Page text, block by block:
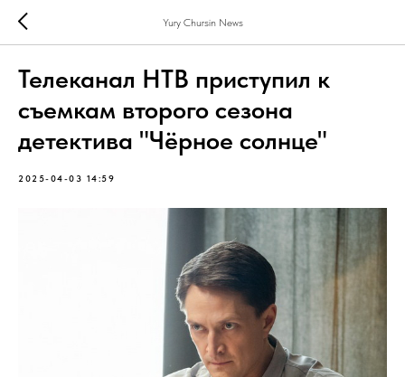
Yury Chursin News
Телеканал НТВ приступил к
съемкам второго сезона
детектива "Чёрное солнце"
2025-04-03 14:59